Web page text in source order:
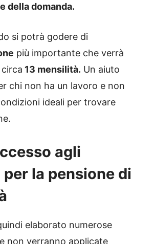
della domanda.
si potrà godere di
più importante che verrà
13 mensilità. Un aiuto
chi non ha un lavoro e non
ideali per trovare
agli
la pensione di
elaborato numerose
non verranno applicate